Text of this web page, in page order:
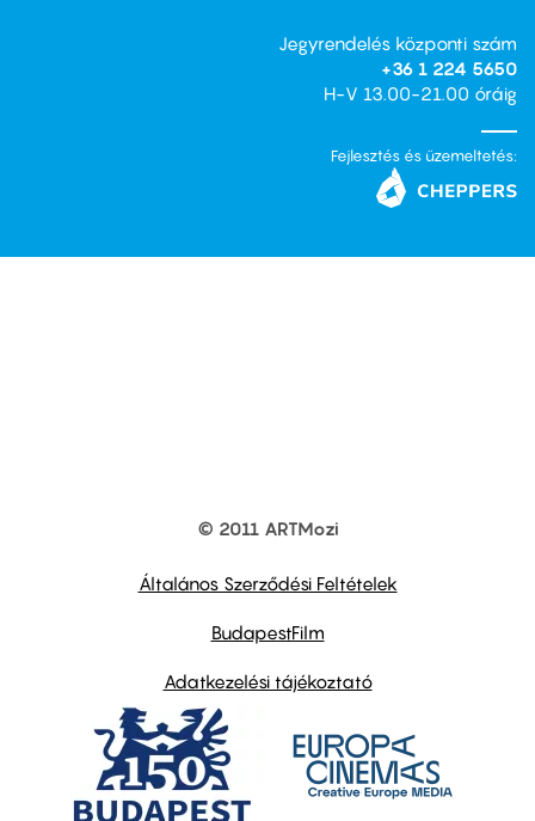
Jegyrendelés központi szám
+36 1 224 5650
H-V 13.00-21.00 óráig
Fejlesztés és üzemeltetés:
© 2011 ARTMozi
Általános Szerződési Feltételek
BudapestFilm
Adatkezelési tájékoztató